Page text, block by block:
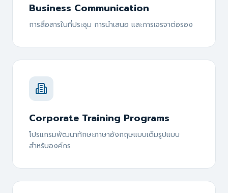
Business Communication
การสื่อสารในที่ประชุม การนำเสนอ และการเจรจาต่อรอง
Corporate Training Programs
โปรแกรมพัฒนาทักษะภาษาอังกฤษแบบเต็มรูปแบบ
สำหรับองค์กร